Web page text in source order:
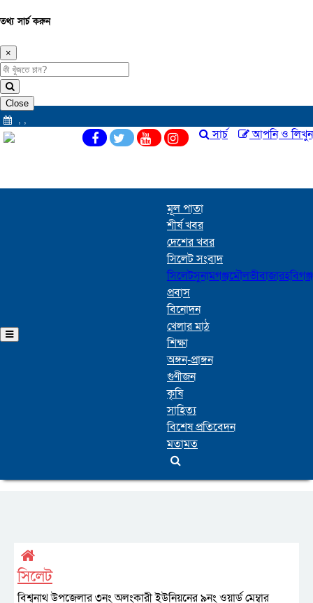
তথ্য সার্চ করুন
×
Close
, ,
আপনি ও লিখুন
সার্চ
মূল পাতা
শীর্ষ খবর
দেশের খবর
সিলেট সংবাদ
সিলেটসুনামগঞ্জমৌলভীবাজারহবিগঞ্জ
প্রবাস
বিনোদন
খেলার মাঠ
শিক্ষা
অঙ্গন-প্রাঙ্গন
গুণীজন
কৃষি
সাহিত্য
বিশেষ প্রতিবেদন
মতামত
সিলেট
বিশ্বনাথ উপজেলার ৩নং অলংকারী ইউনিয়নের ৯নং ওয়ার্ড মেম্বার